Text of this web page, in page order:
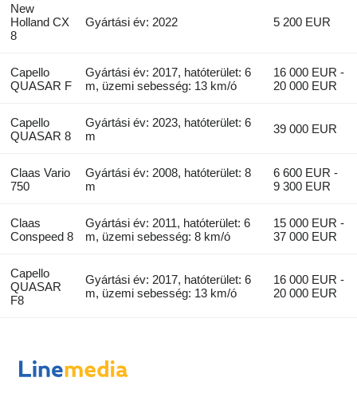
New
Holland CX
8
Gyártási év: 2022 5 200 EUR
Capello
QUASAR F
Gyártási év: 2017, hatóterület: 6
m, üzemi sebesség: 13 km/ó
16 000 EUR -
20 000 EUR
Capello
QUASAR 8
Gyártási év: 2023, hatóterület: 6
m
39 000 EUR
Claas Vario
750
Gyártási év: 2008, hatóterület: 8
m
6 600 EUR -
9 300 EUR
Claas
Conspeed 8
Gyártási év: 2011, hatóterület: 6
m, üzemi sebesség: 8 km/ó
15 000 EUR -
37 000 EUR
Capello
QUASAR
F8
Gyártási év: 2017, hatóterület: 6
m, üzemi sebesség: 13 km/ó
16 000 EUR -
20 000 EUR